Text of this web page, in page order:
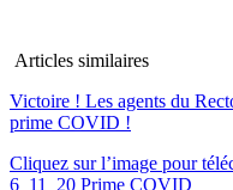
Articles similaires
Victoire ! Les agents du
prime COVID !
Cliquez sur l’image pour
6_11_20 Prime COVID